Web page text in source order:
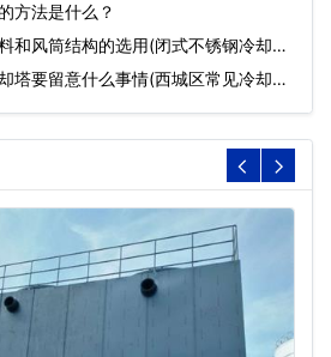
方法是什么？
和风筒结构的选用(闭式不锈钢冷却塔
塔要留意什么事情(西城区常见冷却塔